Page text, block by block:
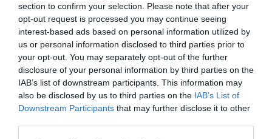
section to confirm your selection. Please note that after your
opt-out request is processed you may continue seeing
interest-based ads based on personal information utilized by
us or personal information disclosed to third parties prior to
your opt-out. You may separately opt-out of the further
disclosure of your personal information by third parties on the
IAB’s list of downstream participants. This information may
also be disclosed by us to third parties on the IAB’s List of
Downstream Participants that may further disclose it to other
Niezawodna, profesjonalna jakość
druku.
Dzięki oryginalnym wkładom z tonerem HP zyskasz
spójne, bezproblemowe drukowanie, co pozwoli Ci działać
zgodnie z planem.